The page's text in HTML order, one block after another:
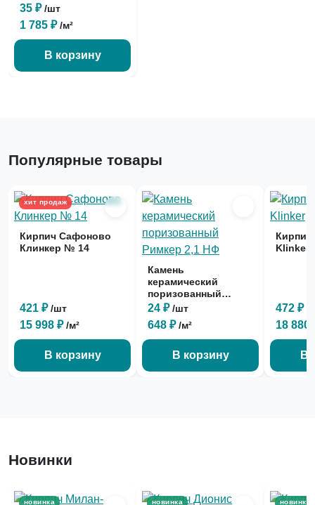
35 ₽/шт
1 785 ₽/м²
В корзину
Популярные товары
Кирпич Сафоново
Клинкер № 14
421 ₽/шт
15 998 ₽/м²
хит продаж
В корзину
Камень
керамический
поризованный
Римкер 2,1 НФ
24 ₽/шт
648 ₽/м²
В корзину
Кирпич
Klinker
472 ₽
18 880
В
Новинки
новинка новинка новинка